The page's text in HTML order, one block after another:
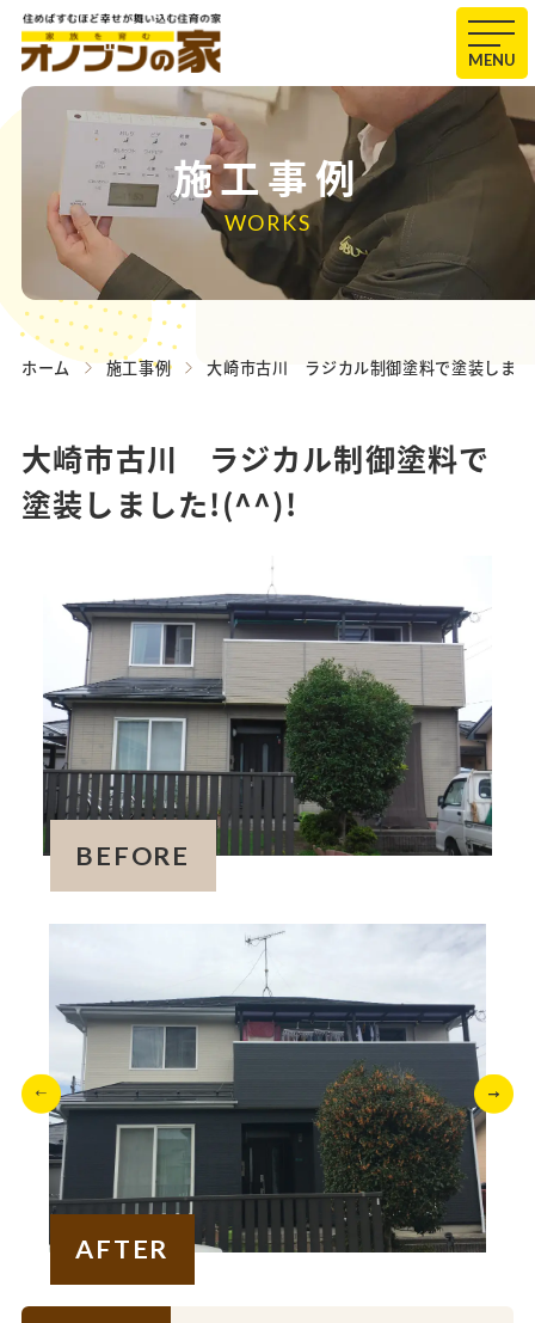
MENU
施工事例
WORKS
ホーム 施工事例 大崎市古川 ラジカル制御塗料で塗装しま
大崎市古川 ラジカル制御塗料で
塗装しました!(^^)!
BEFORE
AFTER